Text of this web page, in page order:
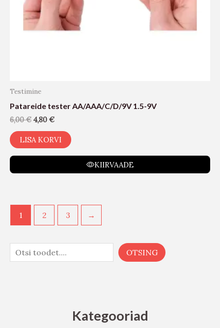
OTSING
Kategooriad
Testimine
Patareide tester AA/AAA/C/D/9V 1.5-9V
6,00€ 4,80 €
LISA KORVI
KIIRVAADE
1 2 3 →